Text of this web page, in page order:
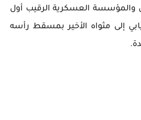
العسكرية الرقيب أول
إلى مثواه الأخير بمسقط رأسه